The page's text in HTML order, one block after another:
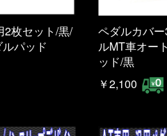
2枚セット/黒/
パッド
ペダルカバ
ルMT車オー
ッド/黒
￥2,100